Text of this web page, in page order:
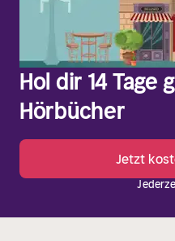
Hol dir 14 Tage
Hörbücher
Jetzt